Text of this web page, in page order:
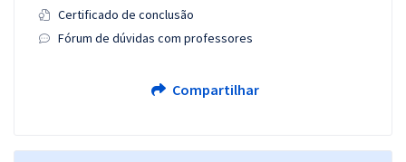
Certificado de conclusão
Fórum de dúvidas com professores
Compartilhar